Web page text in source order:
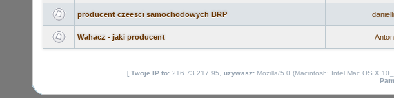
producent czeesci samochodowych BRP
Wahacz - jaki producent
[ Twoje IP to:216.73.217.95, używasz:Mozilla/5.0 (Macintosh; Intel Mac OS X